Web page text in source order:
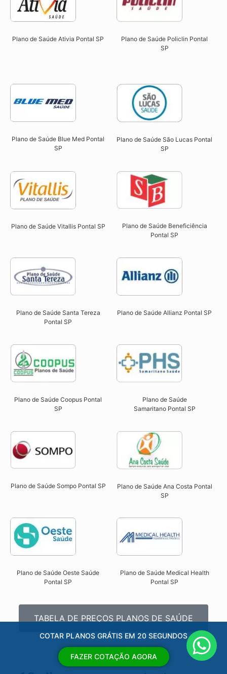
Plano de Saúde Ativia Pontal SP​
Plano de Saúde Policlin Pontal
SP​
Plano de Saúde Blue Med Pontal
SP​
Plano de Saúde São Lucas Pontal
SP​
Plano de Saúde Vitallis Pontal SP​
Plano de Saúde Beneficiência
Pontal SP​
Plano de Saúde Santa Tereza
Pontal SP​
Plano de Saúde Allianz Pontal SP​
Plano de Saúde Coopus Pontal
SP​
Plano de Saúde
Samaritano Pontal SP
Plano de Saúde Sompo Pontal SP​
Plano de Saúde Ana Costa Pontal
SP​
Plano de Saúde Oeste Saúde
Pontal SP​
Plano de Saúde Medical Health
Pontal SP​
TABELA DE PREÇOS PLANOS DE SAÚDE
COTAR PLANOS GRÁTIS EM 20 SEGUNDOS
FAZER COTAÇÃO AGORA